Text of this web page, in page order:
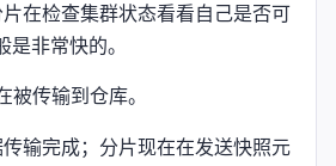
片在检查集群状态看看自己是否可
非常快的。
被传输到仓库。
输完成；分片现在在发送快照元